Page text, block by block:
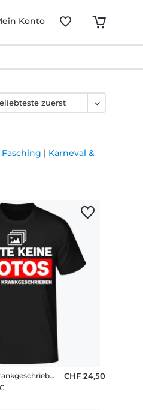
Konto
Fasching | Karneval &
Keine Fotos Bin Krankgeschrieben
CHF 24,50